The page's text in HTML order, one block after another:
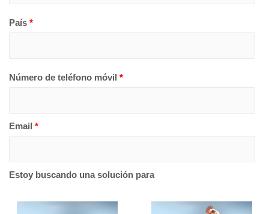
País *
Número de teléfono móvil *
Email *
Estoy buscando una solución para